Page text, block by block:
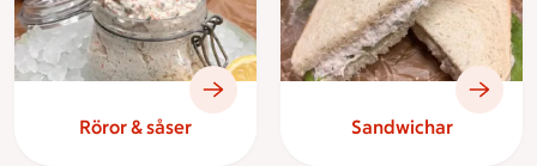
Röror & såser Sandwichar